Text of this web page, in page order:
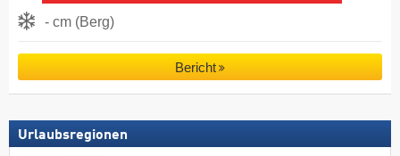
- cm (Berg)
Bericht
Urlaubsregionen